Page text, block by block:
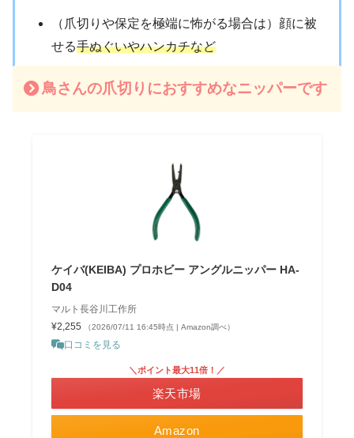
（爪切りや保定を極端に怖がる場合は）顔に被
せる手ぬぐいやハンカチなど
鳥さんの爪切りにおすすめなニッパーです
ケイバ(KEIBA) プロホビー アングルニッパー HA-
D04
マルト長谷川工作所
¥2,255
（2026/07/11 16:45時点 | Amazon調べ）
口コミを見る
Amazon
＼ポイント最大11倍！／
楽天市場